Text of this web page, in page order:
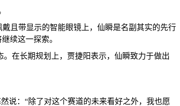
且带显示的智能眼镜上，仙瞬是名副其实的先行
续这一探索。
在长期规划上，贾捷阳表示，仙瞬致力于做出
说：“除了对这个赛道的未来看好之外，我也愿